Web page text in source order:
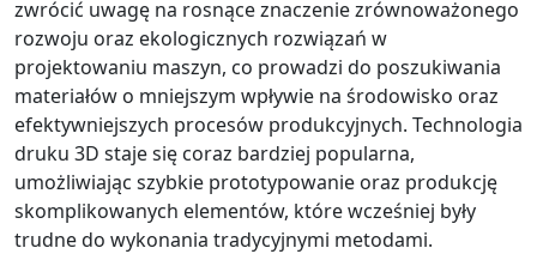
zwrócić uwagę na rosnące znaczenie zrównoważonego
rozwoju oraz ekologicznych rozwiązań w
projektowaniu maszyn, co prowadzi do poszukiwania
materiałów o mniejszym wpływie na środowisko oraz
efektywniejszych procesów produkcyjnych. Technologia
druku 3D staje się coraz bardziej popularna,
umożliwiając szybkie prototypowanie oraz produkcję
skomplikowanych elementów, które wcześniej były
trudne do wykonania tradycyjnymi metodami.